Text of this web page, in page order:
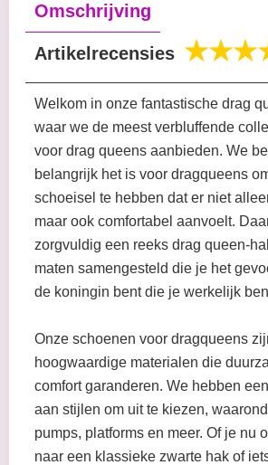
Omschrijving
Artikelrecensies
Welkom in onze fantastische drag
waar we de meest verbluffende
voor drag queens aanbieden. We
belangrijk het is voor dragqueens
schoeisel te hebben dat er niet
maar ook comfortabel aanvoelt.
zorgvuldig een reeks drag queen-
maten samengesteld die je het
de koningin bent die je werkelijk
Onze schoenen voor dragqueens
hoogwaardige materialen die
comfort garanderen. We hebben
aan stijlen om uit te kiezen,
pumps, platforms en meer. Of je nu
naar een klassieke zwarte hak of